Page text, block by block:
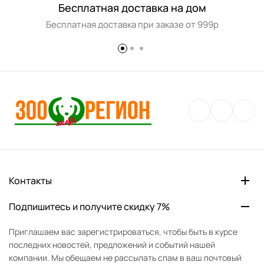
Бесплатная доставка на дом
Бесплатная доставка при заказе от 999р
Контакты
Подпишитесь и получите скидку 7%
Приглашаем вас зарегистрироваться, чтобы быть в курсе
последних новостей, предложений и событий нашей
компании. Мы обещаем не рассылать спам в ваш почтовый